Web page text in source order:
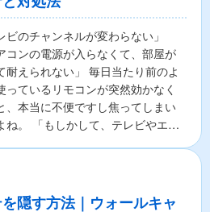
ビのチャンネルが変わらない」
コンの電源が入らなくて、部屋が
耐えられない」 毎日当たり前のよ
っているリモコンが突然効かなく
、本当に不便ですし焦ってしまい
ね。 「もしかして、テレビやエア
隠す方法｜ウォールキャ